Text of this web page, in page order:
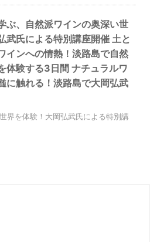
ぶ、自然派ワインの奥深い世
武氏による特別講座開催 土と
インへの情熱！淡路島で自然
体験する3日間 ナチュラルワ
に触れる！淡路島で大岡弘武
界を体験！大岡弘武氏による特別講